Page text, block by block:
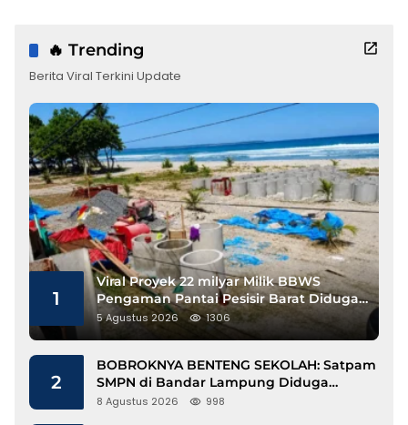
🔥 Trending
Berita Viral Terkini Update
1
Viral Proyek 22 milyar Milik BBWS
Pengaman Pantai Pesisir Barat Diduga
Gunakan Besi Banci
5 Agustus 2026 1306
2
BOBROKNYA BENTENG SEKOLAH: Satpam
SMPN di Bandar Lampung Diduga
Lecehkan Siswi
8 Agustus 2026 998